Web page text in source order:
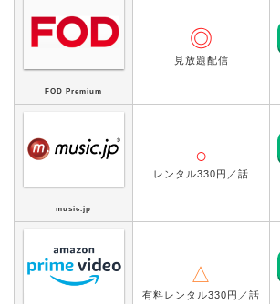
FOD Premium
◎
見放題配信
music.jp
○
レンタル330円／話
△
有料レンタル330円／話